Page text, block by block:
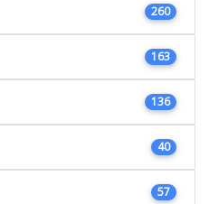
260
163
136
40
57